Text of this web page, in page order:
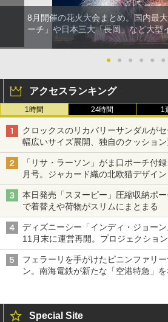
8月開催の花火大会まとめ。国内最
ーチ」や日本三大「長岡」など大型
● ● ● ● ● ●
アクセスランキング
1時間 24時間 1
クロックスのリカバリーサンダルが
幅広いサイズ展開、独自のクッショ
「リサ・ラーソン」がま口ポーチ付
月号。ジャカード織の北欧猫デザイン
本日発売「スヌーピー」圧縮収納ポ
で着替えや荷物がスリムにまとまる
ディズニーシー「インディ・ジョー
11月末に運営再開。プロジェクショ
は1500円
フェラーリを手がけたピニンファリ
ン。南海電鉄が新たな「空港特急」
Special Site